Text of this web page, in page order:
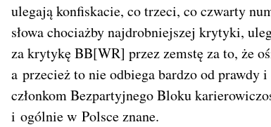
ulegają konfiskacie, co trzeci, co czwarty
słowa chociażby najdrobniejszej krytyki,
za krytykę BB[WR] przez zemstę za to, że
a przecież to nie odbiega bardzo od prawdy
członkom Bezpartyjnego Bloku
i ogólnie w Polsce znane.